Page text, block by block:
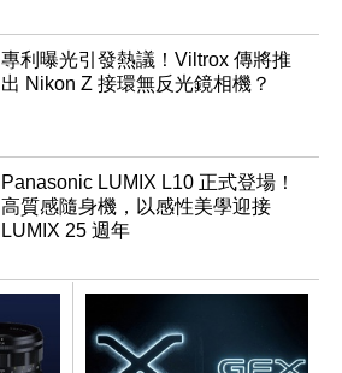
專利曝光引發熱議！Viltrox 傳將推
出 Nikon Z 接環無反光鏡相機？
Panasonic LUMIX L10 正式登場！
高質感隨身機，以感性美學迎接
LUMIX 25 週年